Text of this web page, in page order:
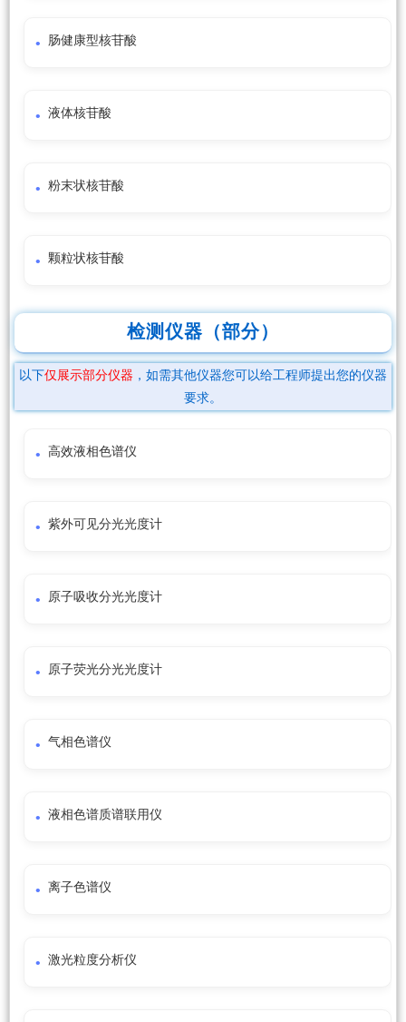
肠健康型核苷酸
液体核苷酸
粉末状核苷酸
颗粒状核苷酸
检测仪器（部分）
以下仅展示部分仪器 ，如需其他仪器您可以给工程师提出您的仪器
要求。
高效液相色谱仪
紫外可见分光光度计
原子吸收分光光度计
原子荧光分光光度计
气相色谱仪
液相色谱质谱联用仪
离子色谱仪
激光粒度分析仪